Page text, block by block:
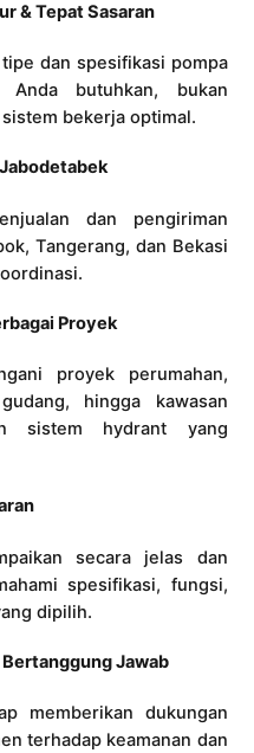
& Tepat Sasaran
dan spesifikasi pompa
Anda butuhkan, bukan
bekerja optimal.
dan pengiriman
Tangerang, dan Bekasi
Proyek
proyek perumahan,
hingga kawasan
sistem hydrant yang
secara jelas dan
spesifikasi, fungsi,
dipilih.
Jawab
memberikan dukungan
terhadap keamanan dan